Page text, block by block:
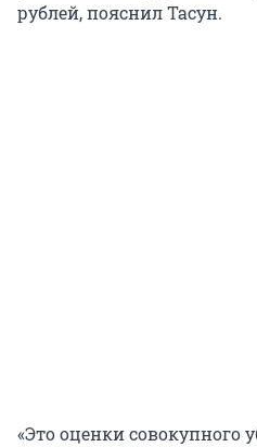
рублей, пояснил Тасун.
«Это оценки совокупного